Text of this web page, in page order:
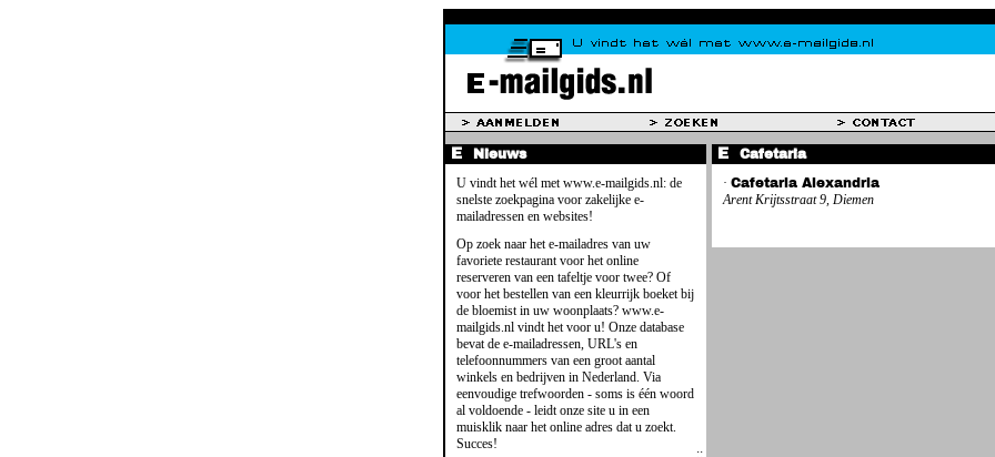
Nieuws
U vindt het wél met www.e-mailgids.nl: de
snelste zoekpagina voor zakelijke e-
mailadressen en websites!
Op zoek naar het e-mailadres van uw
favoriete restaurant voor het online
reserveren van een tafeltje voor twee? Of
voor het bestellen van een kleurrijk boeket bij
de bloemist in uw woonplaats? www.e-
mailgids.nl vindt het voor u! Onze database
bevat de e-mailadressen, URL's en
telefoonnummers van een groot aantal
winkels en bedrijven in Nederland. Via
eenvoudige trefwoorden - soms is één woord
al voldoende - leidt onze site u in een
muisklik naar het online adres dat u zoekt.
Succes!
Cafetaria
· Cafetaria Alexandria
Arent Krijtsstraat 9, Diemen